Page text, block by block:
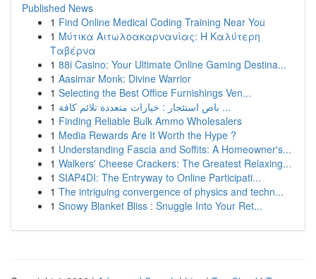
Published News
1 Find Online Medical Coding Training Near You
1 Μύτικα Αιτωλοακαρνανίας: Η Καλύτερη
Ταβέρνα
1 88i Casino: Your Ultimate Online Gaming Destina...
1 Aasimar Monk: Divine Warrior
1 Selecting the Best Office Furnishings Ven...
1
باص استئجار : خيارات متعددة تلائم كافة ...
1 Finding Reliable Bulk Ammo Wholesalers
1 Media Rewards Are It Worth the Hype ?
1 Understanding Fascia and Soffits: A Homeowner's...
1 Walkers' Cheese Crackers: The Greatest Relaxing...
1 SIAP4DI: The Entryway to Online Participati...
1 The intriguing convergence of physics and techn...
1 Snowy Blanket Bliss : Snuggle Into Your Ret...